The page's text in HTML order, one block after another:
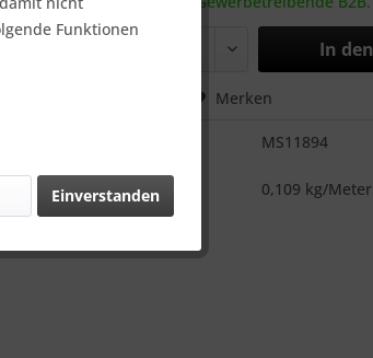
In den
Merken
MS11894
Gewicht::
0,109 kg/Meter
Funktionen
Einverstanden